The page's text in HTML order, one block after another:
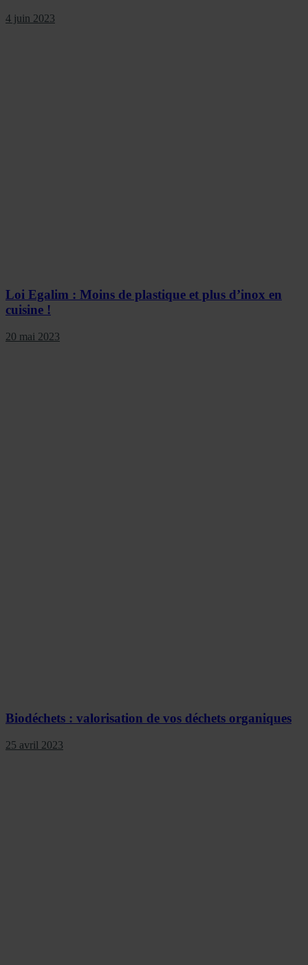
4 juin 2023
Loi Egalim : Moins de plastique et plus d’inox en
cuisine !
20 mai 2023
Biodéchets : valorisation de vos déchets organiques
25 avril 2023